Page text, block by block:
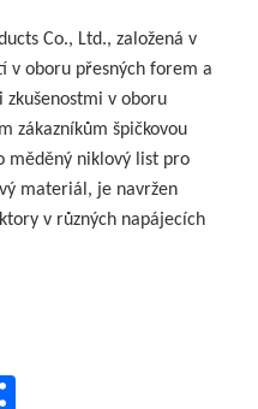
Co., Ltd., založená v
v oboru přesných forem a
zkušenostmi v oboru
zákazníkům špičkovou
měděný niklový list pro
materiál, je navržen
v různých napájecích